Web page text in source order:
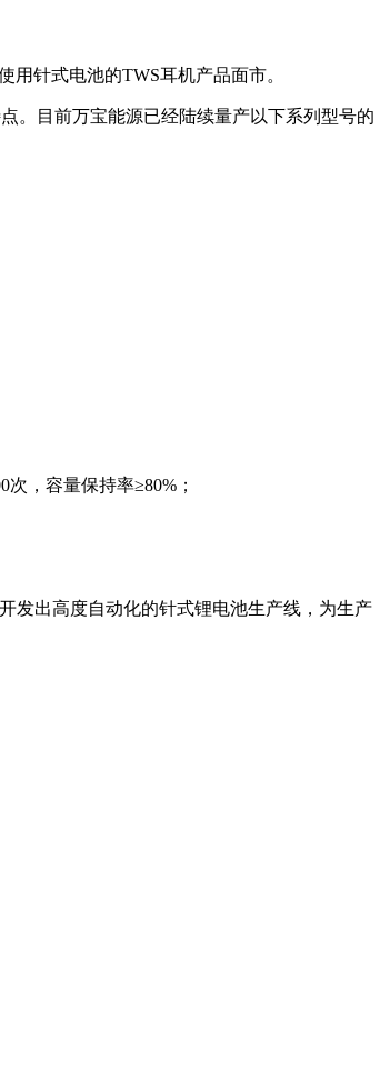
针式电池的TWS耳机产品面市。
。目前万宝能源已经陆续量产以下系列型号的
，容量保持率≥80%；
发出高度自动化的针式锂电池生产线，为生产